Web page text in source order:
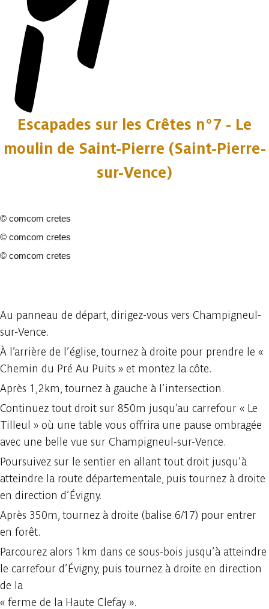
Escapades sur les Crêtes n°7 - Le
moulin de Saint-Pierre (Saint-Pierre-
sur-Vence)
© comcom cretes
© comcom cretes
© comcom cretes
Au panneau de départ, dirigez-vous vers Champigneul-
sur-Vence.
À l’arrière de l’église, tournez à droite pour prendre le «
Chemin du Pré Au Puits » et montez la côte.
Après 1,2km, tournez à gauche à l’intersection.
Continuez tout droit sur 850m jusqu’au carrefour « Le
Tilleul » où une table vous offrira une pause ombragée
avec une belle vue sur Champigneul-sur-Vence.
Poursuivez sur le sentier en allant tout droit jusqu’à
atteindre la route départementale, puis tournez à droite
en direction d’Évigny.
Après 350m, tournez à droite (balise 6/17) pour entrer
en forêt.
Parcourez alors 1km dans ce sous-bois jusqu’à atteindre
le carrefour d’Évigny, puis tournez à droite en direction
de la
« ferme de la Haute Clefay ».